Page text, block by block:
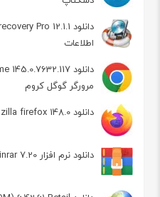
اطلاعات
مرورگر گوگل کروم
دانلود mozilla firefox 148.0 مرورگر موزیلا فایرفاکس
دانلود نرم افزار winrar 7.20 وین رار